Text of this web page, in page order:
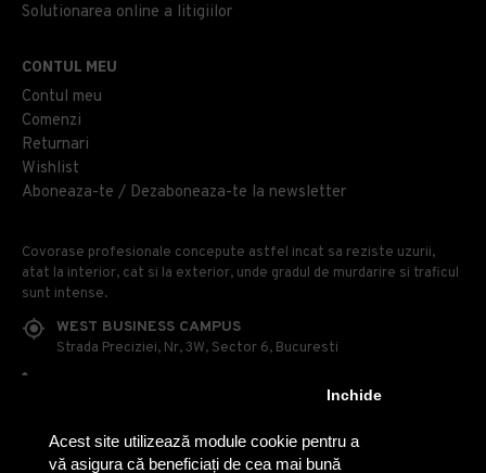
Acest site utilizează module cookie pentru a
vă asigura că beneficiați de cea mai bună
Inchide
Solutionarea online a litigiilor
CONTUL MEU
Contul meu
Comenzi
Returnari
Wishlist
Aboneaza-te / Dezaboneaza-te la newsletter
Covorase profesionale concepute astfel incat sa reziste uzurii,
atat la interior, cat si la exterior, unde gradul de murdarire si traficul
sunt intense.
WEST BUSINESS CAMPUS
Strada Preciziei, Nr, 3W, Sector 6, Bucuresti
OFFICE@COVOARE-PROFESIONALE.RO